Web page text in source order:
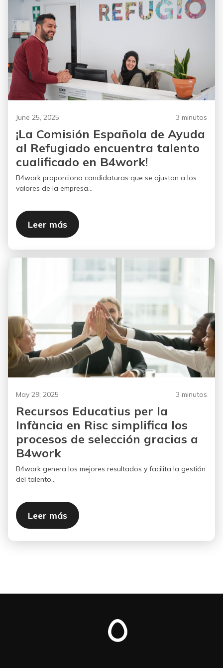
June 25, 2025 3 minutos
¡La Comisión Española de Ayuda
al Refugiado encuentra talento
cualificado en B4work!
B4work proporciona candidaturas que se ajustan a los
valores de la empresa...
Leer más
May 29, 2025 3 minutos
Recursos Educatius per la
Infància en Risc simplifica los
procesos de selección gracias a
B4work
B4work genera los mejores resultados y facilita la gestión
del talento...
Leer más